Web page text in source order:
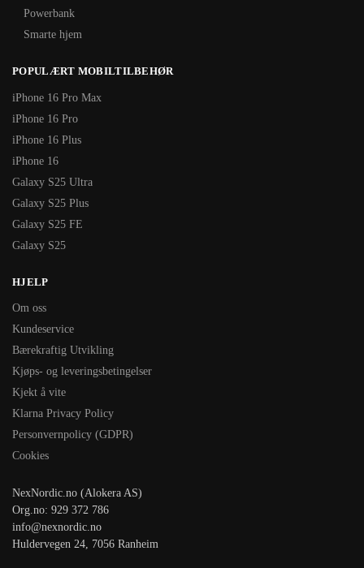
Powerbank
Smarte hjem
POPULÆRT MOBILTILBEHØR
iPhone 16 Pro Max
iPhone 16 Pro
iPhone 16 Plus
iPhone 16
Galaxy S25 Ultra
Galaxy S25 Plus
Galaxy S25 FE
Galaxy S25
HJELP
Om oss
Kundeservice
Bærekraftig Utvikling
Kjøps- og leveringsbetingelser
Kjekt å vite
Klarna Privacy Policy
Personvernpolicy (GDPR)
Cookies
NexNordic.no (Alokera AS)
Org.no: 929 372 786
info@nexnordic.no
Huldervegen 24, 7056 Ranheim